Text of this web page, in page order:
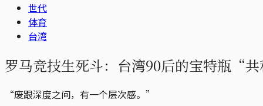
世代
体育
台湾
罗马竞技生死斗：台湾90后的宝特瓶“
“废跟深度之间，有一个层次感。”